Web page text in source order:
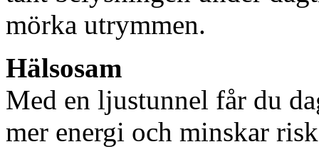
mörka utrymmen.
Hälsosam
Med en ljustunnel får du
mer energi och minskar